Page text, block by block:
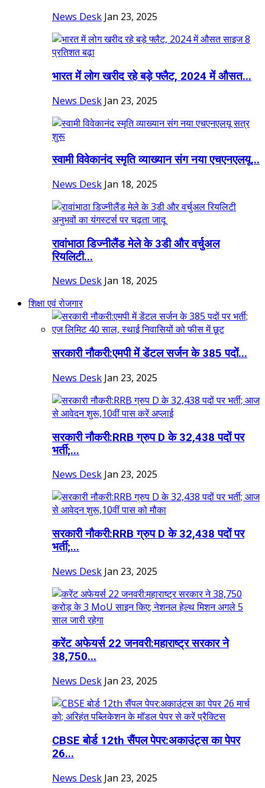
News Desk Jan 23, 2025
भारत में लोग खरीद रहे बड़े फ्लैट, 2024 में औसत...
News Desk Jan 23, 2025
स्वामी विवेकानंद स्मृति व्याख्यान संग नया एचएनएलयू...
News Desk Jan 18, 2025
रावांभाठा डिज्नीलैंड मेले के 3डी और वर्चुअल
रियलिटी...
News Desk Jan 18, 2025
शिक्षा एवं रोजगार
सरकारी नौकरी:एमपी में डेंटल सर्जन के 385 पदों...
News Desk Jan 23, 2025
सरकारी नौकरी:RRB ग्रुप D के 32,438 पदों पर
भर्ती;...
News Desk Jan 23, 2025
सरकारी नौकरी:RRB ग्रुप D के 32,438 पदों पर
भर्ती;...
News Desk Jan 23, 2025
करेंट अफेयर्स 22 जनवरी:महाराष्ट्र सरकार ने
38,750...
News Desk Jan 23, 2025
CBSE बोर्ड 12th सैंपल पेपर:अकाउंट्स का पेपर
26...
News Desk Jan 23, 2025